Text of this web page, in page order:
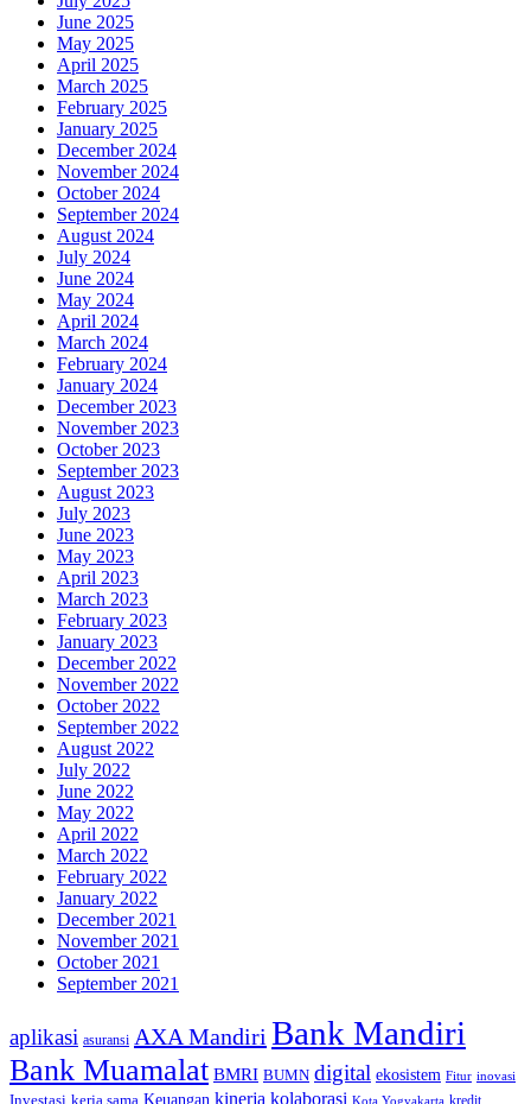
June 2025
May 2025
April 2025
March 2025
February 2025
January 2025
December 2024
November 2024
October 2024
September 2024
August 2024
July 2024
June 2024
May 2024
April 2024
March 2024
February 2024
January 2024
December 2023
November 2023
October 2023
September 2023
August 2023
July 2023
June 2023
May 2023
April 2023
March 2023
February 2023
January 2023
December 2022
November 2022
October 2022
September 2022
August 2022
July 2022
June 2022
May 2022
April 2022
March 2022
February 2022
January 2022
December 2021
November 2021
October 2021
September 2021
aplikasi asuransi AXA Mandiri Bank Mandiri
Bank Muamalat BMRI BUMN digital ekosistem Fitur inovasi
Investasi kerja sama Keuangan kolaborasi Kota Yogyakarta